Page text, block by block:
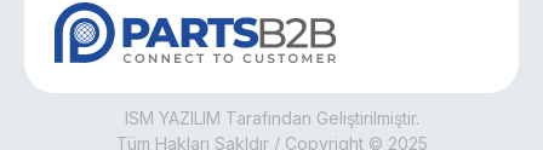
Tüm Hakları Sakldır / Copyright © 2025
ISM YAZILIM Tarafından Geliştirilmiştir.